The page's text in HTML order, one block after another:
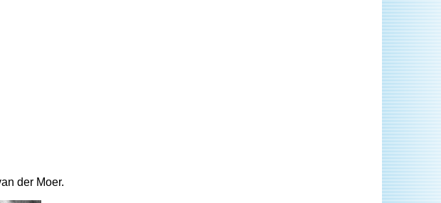
der Moer.